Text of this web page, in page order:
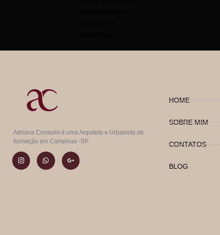
Adriana Consulin é uma Arquiteta e Urbanista de
formação em Campinas -SP.
HOME
SOBRE MIM
CONTATOS
BLOG